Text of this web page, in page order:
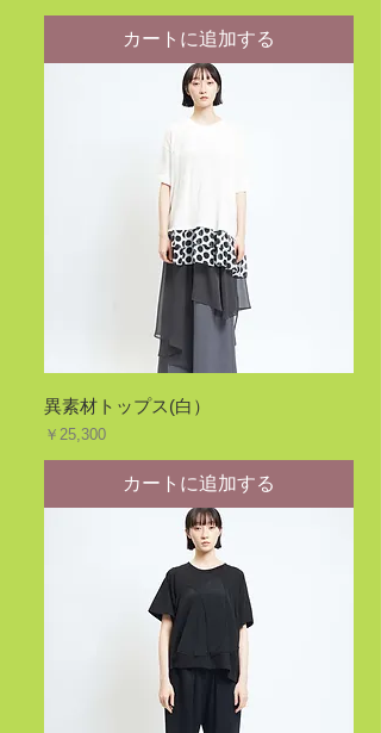
カートに追加する
異素材トップス(白）
価格
￥25,300
カートに追加する